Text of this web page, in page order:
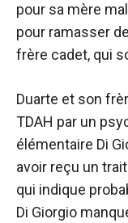
pour sa mère
pour ramasser
frère cadet, qui
Duarte et son
TDAH par un
élémentaire Di
avoir reçu un
qui indique
Di Giorgio